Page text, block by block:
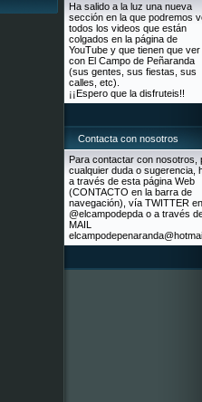
Ha salido a la luz una nueva
sección en la que podremos
todos los videos que están
colgados en la página de
YouTube y que tienen que ver
con El Campo de Peñaranda
(sus gentes, sus fiestas, sus
calles, etc).
¡¡Espero que la disfruteis!!
Contacta con nosotros
Para contactar con nosotros,
cualquier duda o sugerencia,
a través de esta página Web
(CONTACTO en la barra de
navegación), vía TWITTER en
@elcampodepda o a través
MAIL